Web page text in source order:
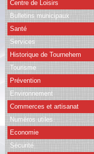
CAPSO
Agenda
Albums
Vidéos
Facebook
Contact
Centre de Loisirs
Bulletins municipaux
Santé
Services
Historique de Tournehem
Tourisme
Prévention
Environnement
Commerces et artisanat
Numéros utiles
Economie
Sécurité